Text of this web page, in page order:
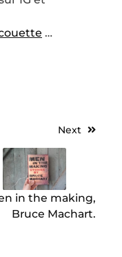
…
Next
in the making,
Bruce Machart.